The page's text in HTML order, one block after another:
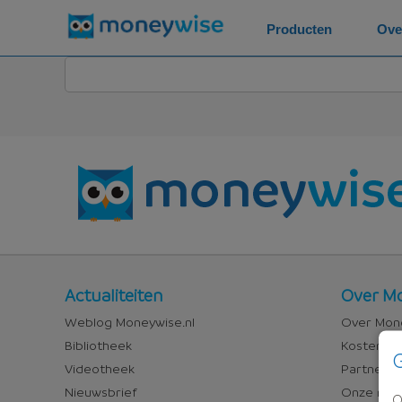
Producten
Nieuws
en
media
Actualiteiten
Weblog Moneywise.nl
Bibliotheek
Videotheek
Nieuwsbrief
Over
Over
Over
Kosten
Partners
Onze